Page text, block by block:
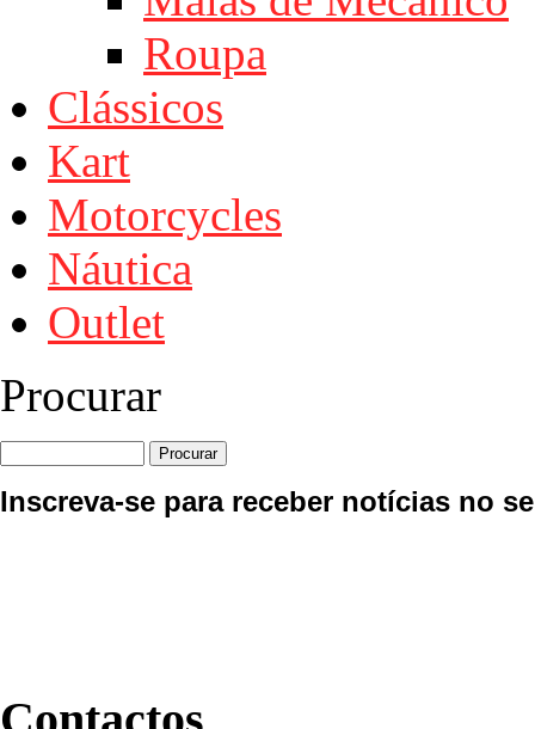
Roupa
Clássicos
Kart
Motorcycles
Náutica
Outlet
Procurar
Inscreva-se para receber notícias no